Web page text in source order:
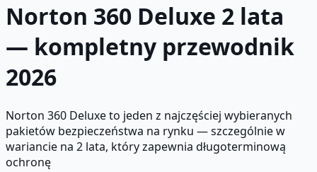
Norton 360 Deluxe 2 lata
— kompletny przewodnik
2026
Norton 360 Deluxe to jeden z najczęściej wybieranych
pakietów bezpieczeństwa na rynku — szczególnie w
wariancie na 2 lata, który zapewnia długoterminową
ochronę